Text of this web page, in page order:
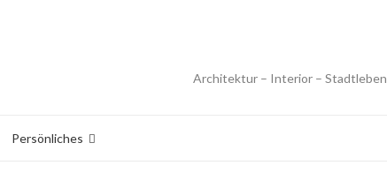
Architektur – Interior – Stadtleben
Persönliches